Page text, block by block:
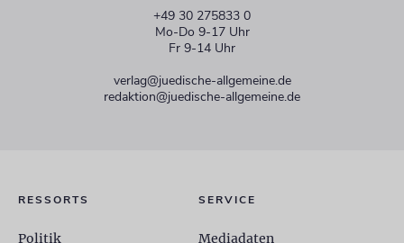
+49 30 275833 0
Mo-Do 9-17 Uhr
Fr 9-14 Uhr
verlag@juedische-allgemeine.de
redaktion@juedische-allgemeine.de
RESSORTS
Politik
SERVICE
Mediadaten